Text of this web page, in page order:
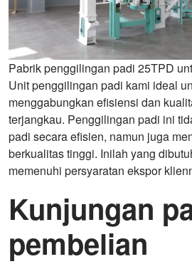
Pabrik penggilingan padi 25TPD
Unit penggilingan padi kami ideal
menggabungkan efisiensi dan
terjangkau. Penggilingan padi ini
padi secara efisien, namun juga
berkualitas tinggi. Inilah yang
memenuhi persyaratan ekspor
Kunjungan
pembelian